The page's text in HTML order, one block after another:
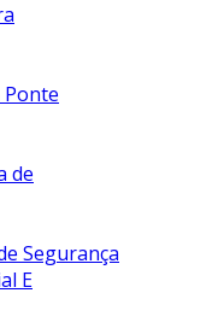
Ponte
de
Segurança
E